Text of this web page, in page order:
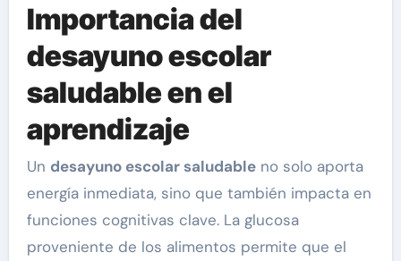
Importancia del
desayuno escolar
saludable en el
aprendizaje
Un desayuno escolar saludableno solo aporta
energía inmediata, sino que también impacta en
funciones cognitivas clave. La glucosa
proveniente de los alimentos permite que el